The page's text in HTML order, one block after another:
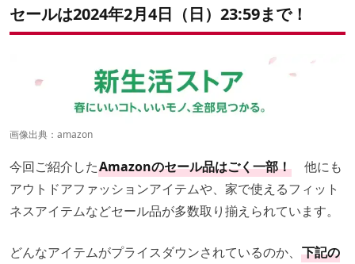
セールは2024年2月4日（日）23:59まで！
画像出典： amazon
今回ご紹介したAmazonのセール品はごく一部！ 他にも
アウトドアファッションアイテムや、家で使えるフィット
ネスアイテムなどセール品が多数取り揃えられています。
どんなアイテムがプライスダウンされているのか、 下記の